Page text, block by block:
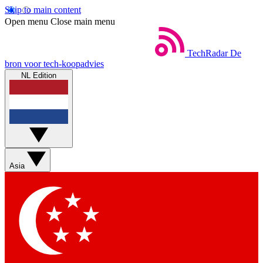
Skip to main content
Open menu Close main menu
TechRadar De
bron voor tech-koopadvies
NL Edition
Asia